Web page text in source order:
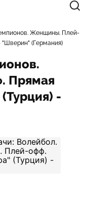
Женщины. Плей-
"Шверин" (Германия)
Прямая
-